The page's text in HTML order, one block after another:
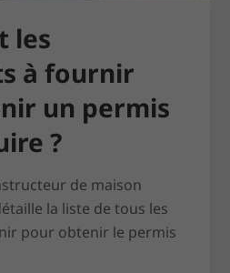
les
à fournir
un permis
?
de maison
la liste de tous les
pour obtenir le permis